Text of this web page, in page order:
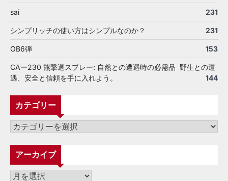
sai 231
シンプリッチの使い方はシンプルなのか？ 231
OB6弾 153
CAー230 熊撃退スプレー: 自然との遭遇時の必需品 野生との遭
遇、安全と信頼を手に入れよう。
144
カテゴリー
カ
ゴ
リ
ー
アーカイブ
ア